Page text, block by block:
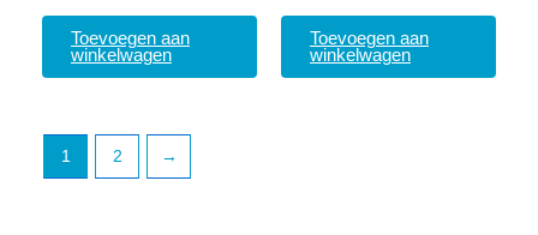
Toevoegen aan
winkelwagen
Toevoegen aan
winkelwagen
1 2 →